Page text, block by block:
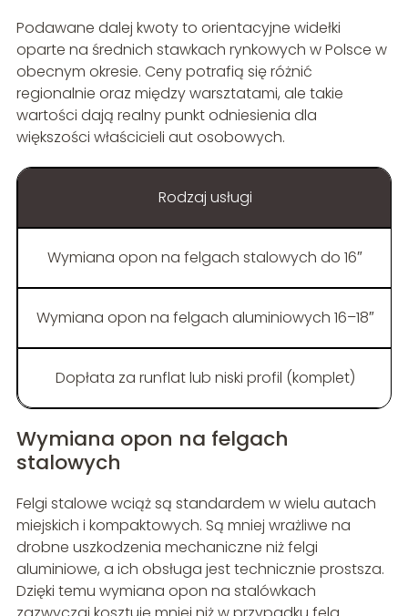
Podawane dalej kwoty to orientacyjne widełki
oparte na średnich stawkach rynkowych w Polsce w
obecnym okresie. Ceny potrafią się różnić
regionalnie oraz między warsztatami, ale takie
wartości dają realny punkt odniesienia dla
większości właścicieli aut osobowych.
Rodzaj usługi
Wymiana opon na felgach stalowych do 16″
Wymiana opon na felgach aluminiowych 16–18″
Dopłata za runflat lub niski profil (komplet)
Wymiana opon na felgach
stalowych
Felgi stalowe wciąż są standardem w wielu autach
miejskich i kompaktowych. Są mniej wrażliwe na
drobne uszkodzenia mechaniczne niż felgi
aluminiowe, a ich obsługa jest technicznie prostsza.
Dzięki temu wymiana opon na stalówkach